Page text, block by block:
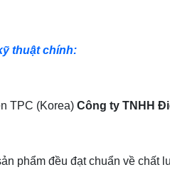
thuật chính:
TPC (Korea) Công ty TNHH
phẩm đều đạt chuẩn về chất